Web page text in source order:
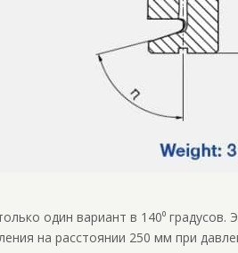
один вариант в 140⁰
на расстоянии 250 мм при